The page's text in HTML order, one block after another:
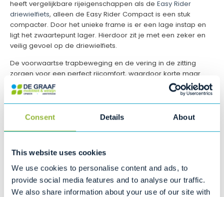
Consent Details About
This website uses cookies
We use cookies to personalise content and ads, to
provide social media features and to analyse our traffic.
We also share information about your use of our site with
heeft vergelijkbare rijeigenschappen als de Easy Rider
driewielfiets, alleen de Easy Rider Compact is een stuk
compacter. Door het unieke frame is er een lage instap en
ligt het zwaartepunt lager. Hierdoor zit je met een zeker en
veilig gevoel op de driewielfiets.
De voorwaartse trapbeweging en de vering in de zitting
zorgen voor een perfect rijcomfort, waardoor korte maar
ook langere afstanden comfortabel zijn af te leggen. De
zitting van de zitdriewielfiets is verstelbaar. De Easy Rider
Compact is erg wendbaar en heeft een kleine draaicirkel.
De Easy Rider Compact is geschikt met een
binnenbeenlengte van circa 63 cm tot 81 cm. Dit komt
meter.
Enkele voordelen van de Easy Rider Compact: